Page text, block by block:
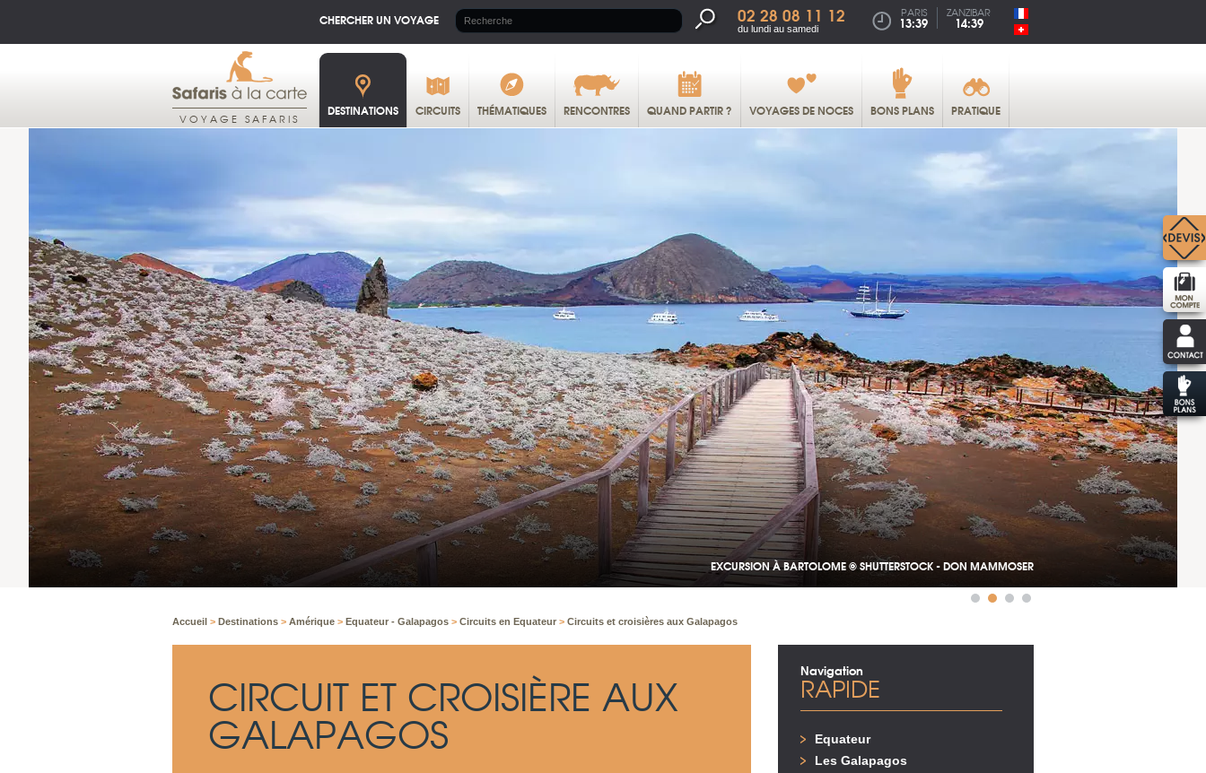
CHERCHER UN VOYAGE 02 28 08 11 12
du lundi au samedi
PARIS
13:39
ZANZIBAR
14:39
VOYAGE SAFARIS DESTINATIONS CIRCUITS THÉMATIQUES RENCONTRES QUAND PARTIR ? VOYAGES DE NOCES BONS PLANS PRATIQUE
EXCURSION À BARTOLOME © SHUTTERSTOCK - DON MAMMOSER
Accueil > Destinations > Amérique > Equateur - Galapagos > Circuits en Equateur > Circuits et croisières aux Galapagos
CIRCUIT ET CROISIÈRE AUX
GALAPAGOS
Navigation
RAPIDE
Equateur
Les Galapagos